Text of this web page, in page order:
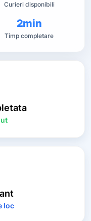
Curieri disponibili
2min
Timp completare
loc